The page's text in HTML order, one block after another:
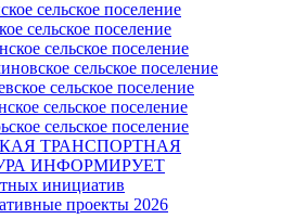
сельское поселение
сельское поселение
сельское поселение
сельское поселение
сельское поселение
сельское поселение
сельское поселение
ТРАНСПОРТНАЯ
ИНФОРМИРУЕТ
инициатив
проекты 2026